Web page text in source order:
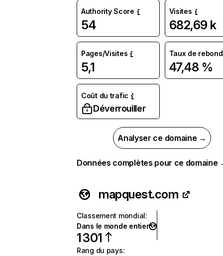
Authority Score
54
Visites
682,69 k
Pages/Visites
5,1
Taux de rebond
47,48 %
Coût du trafic
Déverrouiller
Analyser ce domaine →
Données complètes pour ce domaine
mapquest.com
Classement mondial:
Dans le monde entier
1 301
Rang du pays: